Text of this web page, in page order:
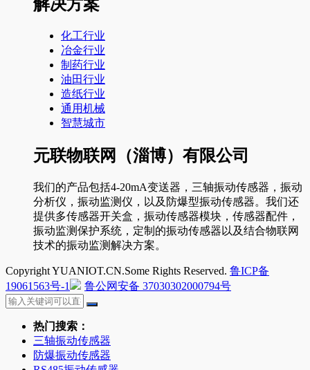
解决方案
化工行业
冶金行业
制药行业
油田行业
造纸行业
通用机械
智慧城市
元联物联网（淄博）有限公司
我们的产品包括4-20mA变送器，三轴振动传感器，振动
分析仪，振动监测仪，以及防爆型振动传感器。我们还
提供多传感器开关盒，振动传感器模块，传感器配件，
振动监测保护系统，定制的振动传感器以及结合物联网
技术的振动监测解决方案。
Copyright YUANIOT.CN.Some Rights Reserved. 鲁ICP备
19061563号-1
鲁公网安备 37030302000794号
热门搜索：
三轴振动传感器
防爆振动传感器